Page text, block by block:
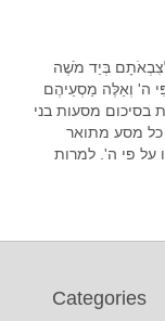
בְּיַד מֹשֶׁה
ה' וְאֵלֶּה מַסְעֵיהֶם
מסעות בני
כל מסע מתואר
על פי ה'. למרות
Categories